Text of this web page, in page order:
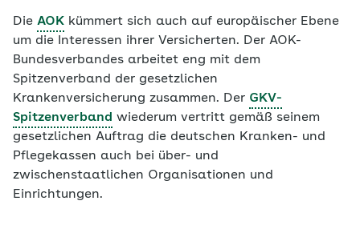
Die AOK kümmert sich auch auf europäischer Ebene
um die Interessen ihrer Versicherten. Der AOK-
Bundesverbandes arbeitet eng mit dem
Spitzenverband der gesetzlichen
Krankenversicherung zusammen. Der GKV-
Spitzenverband wiederum vertritt gemäß seinem
gesetzlichen Auftrag die deutschen Kranken- und
Pflegekassen auch bei über- und
zwischenstaatlichen Organisationen und
Einrichtungen.